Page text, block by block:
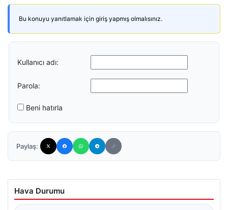
Bu konuyu yanıtlamak için giriş yapmış olmalısınız.
Kullanıcı adı:
Parola:
Beni hatırla
Paylaş:
Hava Durumu